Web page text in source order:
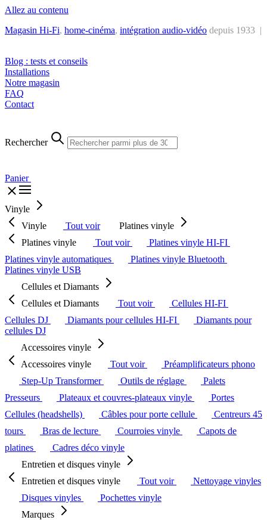
Allez au contenu
Magasin Hi-Fi, home-cinéma, intégration audio-vidéo depuis 1933 |
Blog : tests et conseils
Installations
Notre magasin
FAQ
Contact
Rechercher
Panier
Vinyle
Vinyle
Tout voir
Platines vinyle
Platines vinyle
Tout voir
Platines vinyle HI-FI
Platines vinyle automatiques
Platines vinyle Bluetooth
Platines vinyle USB
Cellules et Diamants
Cellules et Diamants
Tout voir
Cellules HI-FI
Cellules DJ
Diamants pour cellules HI-FI
Diamants pour
cellules DJ
Accessoires vinyle
Accessoires vinyle
Tout voir
Préamplificateurs phono
Step-Up Transformer
Outils de réglage
Palets
Presseurs
Plateaux et couvres-plateaux vinyle
Portes
Cellules (headshells)
Câbles pour porte cellule
Centreurs 45
tours
Bras de lecture Courroies vinyle
Capots de
platines
Cadres déco vinyle
Entretien et disques vinyle
Entretien et disques vinyle
Tout voir
Nettoyage vinyles
Disques vinyles
Pochettes vinyle
Marques